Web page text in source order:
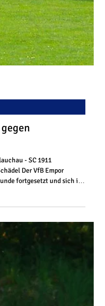
in
- VfB Empor
1:1 St. Louis Empor
im Harz Der VfB
auch am vorletzten
Einheit Wernigerode
wurde mit dem
erreicht – ein